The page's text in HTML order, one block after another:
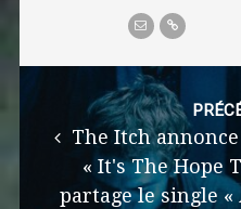
navigation
The Itch
« It's The Hope
partage le single